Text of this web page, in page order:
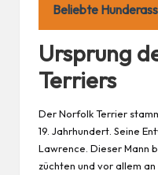
Beliebte
Ursprung
Terriers
Der Norfolk Terrier
19. Jahrhundert. Seine
Lawrence. Dieser Mann
züchten und vor allem